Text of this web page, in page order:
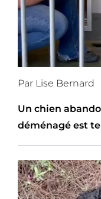
Par Lise Bernard
Un chien
déménagé est